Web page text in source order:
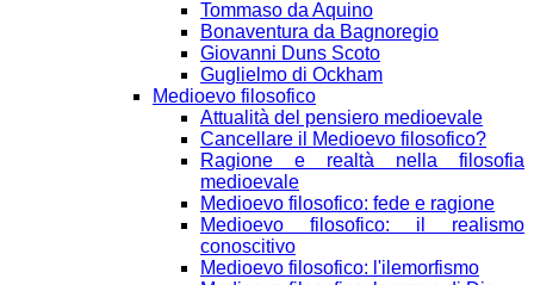
Tommaso da Aquino
Bonaventura da Bagnoregio
Giovanni Duns Scoto
Guglielmo di Ockham
Medioevo filosofico
Attualità del pensiero medioevale
Cancellare il Medioevo filosofico?
Ragione e realtà nella filosofia
medioevale
Medioevo filosofico: fede e ragione
Medioevo filosofico: il realismo
conoscitivo
Medioevo filosofico: l'ilemorfismo